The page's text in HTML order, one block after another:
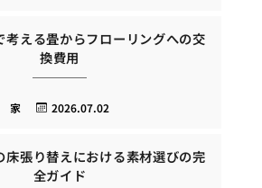
考える畳からフローリングへの交
換費用
2026.07.02
家
床張り替えにおける素材選びの完
全ガイド